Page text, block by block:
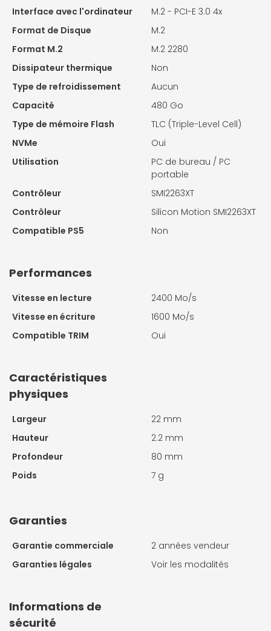
Interface avec l'ordinateur
M.2 - PCI-E 3.0 4x
Format de Disque
M.2
Format M.2
M.2 2280
Dissipateur thermique
Non
Type de refroidissement
Aucun
Capacité
480 Go
Type de mémoire Flash
TLC (Triple-Level Cell)
NVMe
Oui
Utilisation
PC de bureau / PC
portable
Contrôleur
SMI2263XT
Contrôleur
Silicon Motion SMI2263XT
Compatible PS5
Non
Performances
Vitesse en lecture
2400 Mo/s
Vitesse en écriture
1600 Mo/s
Compatible TRIM
Oui
Caractéristiques
physiques
Largeur
22 mm
Hauteur
2.2 mm
Profondeur
80 mm
Poids
7 g
Garanties
Garantie commerciale
2 années vendeur
Garanties légales
Voir les modalités
Informations de
sécurité